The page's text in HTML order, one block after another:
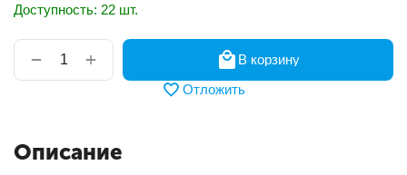
Доступность: 22 шт.
+
−
В корзину
Отложить
Описание